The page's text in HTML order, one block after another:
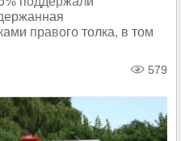
правого толка, в том
579